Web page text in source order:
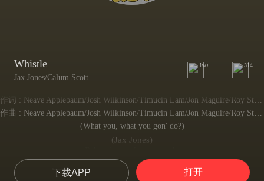
Whistle
Jax Jones/Calum Scott
1w+ 314
(What you, what you gon' do?)
(Jax Jones)
宝贝，若我们只有今晚
Then I wanna spend it by your side
下载APP 打开